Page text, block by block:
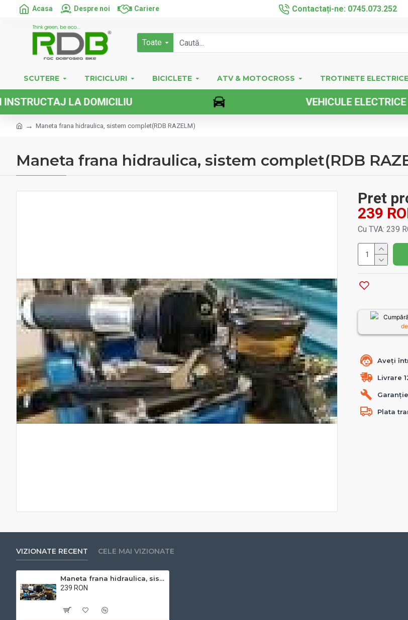
Acasa Despre noi Cariere Contactați-ne: 0745.073.252
Toate
SCUTERE TRICICLURI BICICLETE ATV & MOTOCROSS TROTINETE ELECTRICE
LA DOMICILIU VEHICULE ELECTRICE
Maneta frana hidraulica, sistem complet(RDB RAZELM)
Maneta frana hidraulica, sistem complet(RDB
Pret
239
Cu TVA: 239
Aveți
Livrare
Garanție
Plata
VIZIONATE RECENT CELE MAI VIZIONATE
Maneta frana hidraulica, sistem complet(RDB RAZELM)
239 RON